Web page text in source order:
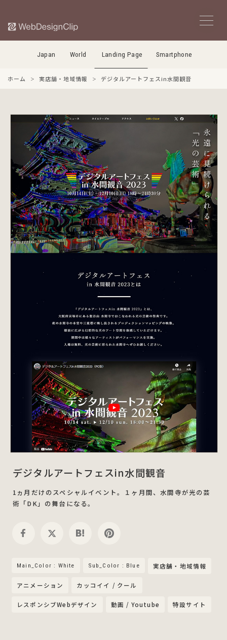
Japan World Landing Page Smartphone
ホーム 実店舗・地域情報 デジタルアートフェスin水間観音
デジタルアートフェスin水間観音
1ヵ月だけのスペシャルイベント。１ヶ月間、水間寺が光の芸
術「DK」の舞台になる。
Main_Color : White Sub_Color : Blue 実店舗・地域情報
アニメーション カッコイイ / クール
レスポンシブWebデザイン 動画 / Youtube 特設サイト